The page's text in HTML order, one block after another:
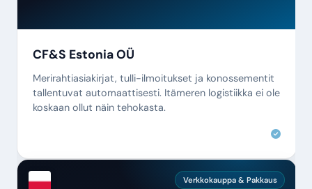
CF&S Estonia OÜ
Merirahtiasiakirjat, tulli-ilmoitukset ja konossementit
tallentuvat automaattisesti. Itämeren logistiikka ei ole
koskaan ollut näin tehokasta.
Verkkokauppa & Pakkaus